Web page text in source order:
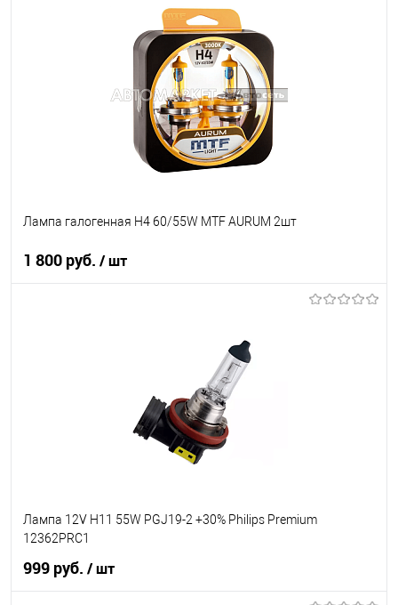
В наличии
Лампа галогенная H4 60/55W MTF AURUM 2шт
1 800 руб. / шт
В наличии
Лампа 12V H11 55W PGJ19-2 +30% Philips Premium
12362PRC1
999 руб. / шт